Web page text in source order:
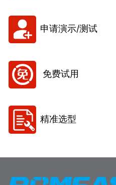
申请演示/测试
免费试用
精准选型